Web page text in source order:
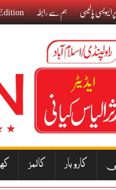
پرائیویسی پالیسی ہم سے رابطہ
کاروبار کالمز